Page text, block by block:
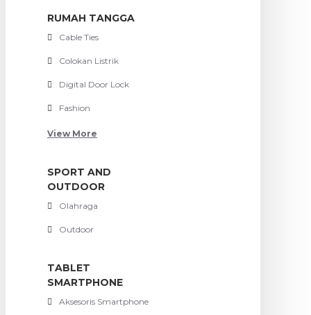
RUMAH TANGGA
Cable Ties
Colokan Listrik
Digital Door Lock
Fashion
View More
SPORT AND
OUTDOOR
Olahraga
Outdoor
TABLET
SMARTPHONE
Aksesoris Smartphone